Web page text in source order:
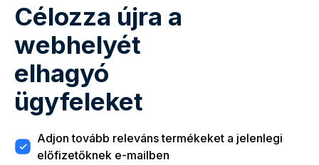
Célozza újra a
webhelyét
elhagyó
ügyfeleket
Adjon tovább releváns termékeket a jelenlegi
előfizetőknek e-mailben